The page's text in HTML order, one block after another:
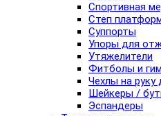
Спортивная
Степ
Суппорты
Упоры для
Утяжелители
Фитболы и
Чехлы на руку
Шейкеры /
Эспандеры